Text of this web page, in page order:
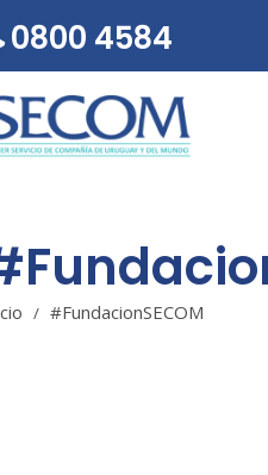
0800 4584
/ #FundacionSECOM